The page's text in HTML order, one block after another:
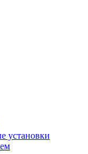
установки